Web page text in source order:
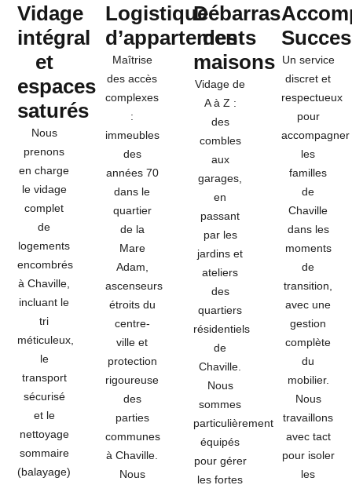
Vidage
intégral
et
espaces
saturés
Nous
prenons
en charge
le vidage
complet
de
logements
encombrés
à Chaville,
incluant le
tri
méticuleux,
le
transport
sécurisé
et le
nettoyage
sommaire
(balayage)
Logistique
d’appartements
Maîtrise
des accès
complexes
:
immeubles
des
années 70
dans le
quartier
de la
Mare
Adam,
ascenseurs
étroits du
centre-
ville et
protection
rigoureuse
des
parties
communes
à Chaville.
Nous
Débarras
des
maisons
Vidage de
A à Z :
des
combles
aux
garages,
en
passant
par les
jardins et
ateliers
des
quartiers
résidentiels
de
Chaville.
Nous
sommes
particulièrement
équipés
pour gérer
les fortes
Un service
discret et
respectueux
pour
accompagner
les
familles
de
Chaville
dans les
moments
de
transition,
avec une
gestion
complète
du
mobilier.
Nous
travaillons
avec tact
pour isoler
les